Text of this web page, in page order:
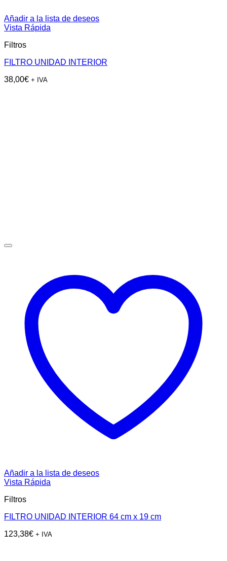
Añadir a la lista de deseos
Vista Rápida
Filtros
FILTRO UNIDAD INTERIOR
38,00€ + IVA
Añadir a la lista de deseos
Vista Rápida
Filtros
FILTRO UNIDAD INTERIOR 64 cm x 19 cm
123,38€ + IVA